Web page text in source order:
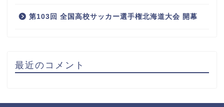
第103回 全国高校サッカー選手権北海道大会 開幕
最近のコメント